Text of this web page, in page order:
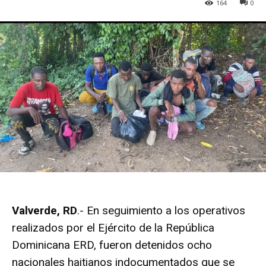
0
164
Valverde, RD.- En seguimiento a los operativos
realizados por el Ejército de la República
Dominicana ERD, fueron detenidos ocho
nacionales haitianos indocumentados que se